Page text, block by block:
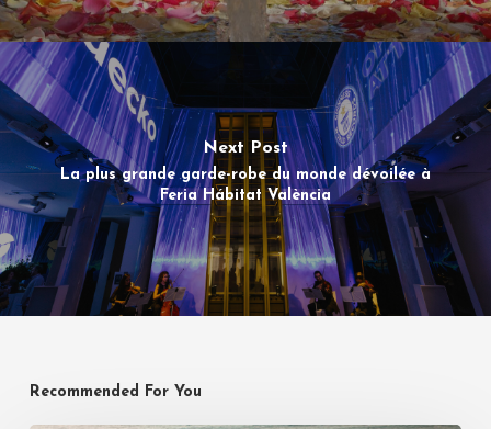
Next Post
La plus grande garde-robe du monde dévoilée à
Feria Hábitat València
Recommended For You